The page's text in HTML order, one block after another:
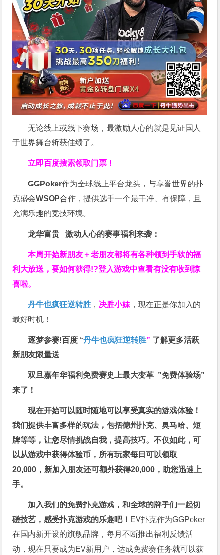
无论线上或线下赛场，最激励人心的就是见证国人
于世界舞台斩获佳绩了。
立即百度搜索领取门票！
GGPoker作为全球线上平台龙头，与享誉世界的扑
克盛会WSOP合作，提供选手一个最干净、有保障，且
充满乐趣的竞技环境。
龙华富贵 激动人心的赛事福利来袭：
本周开始新朋友＋老朋友都将有各种领到手软的福
利大放送，要如何获得!?登入游戏中查看有没有收到惊
喜啦。
丹牛也疯狂逆转胜 ， 决胜小妹 ，现在正是你加入的
最好时机！
逐梦参赛!百度 “丹牛也疯狂逆转胜” 了解更多活跃
新朋友限量送
双旦嘉年华福利免费赛史上最大变革 ”免费体验场”
来了！
现在开始可以随时随地可以享受真实的游戏体验！
我们提供丰富多样的玩法，包括德州扑克、奥马哈、短
牌等等，让您尽情挑战自我，提高技巧。不仅如此，可
以从游戏中获得体验币，所有玩家每日可以领取
20,000，新加入朋友还可额外获得20,000，助您迅速上
手。
加入我们的免费扑克游戏，和全球的牌手们一起切
磋技艺，感受扑克游戏的乐趣吧！ EV扑克作为GGPoker
在国内新开设的旗舰品牌，每月不断推出福利反馈活
动，现在只要成为EV新用户，达成免费赛任务就可以获